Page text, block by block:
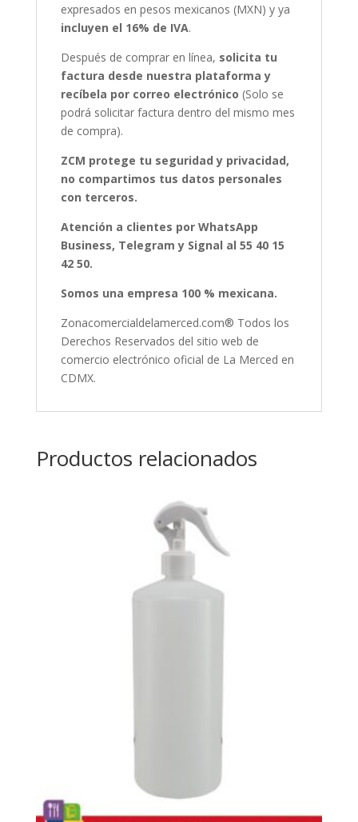
expresados en pesos mexicanos (MXN) y ya
incluyen el 16% de IVA.
Después de comprar en línea, solicita tu
factura desde nuestra plataforma y
recíbela por correo electrónico (Solo se
podrá solicitar factura dentro del mismo mes
de compra).
ZCM protege tu seguridad y privacidad,
no compartimos tus datos personales
con terceros.
Atención a clientes por WhatsApp
Business, Telegram y Signal al 55 40 15
42 50.
Somos una empresa 100 % mexicana.
Zonacomercialdelamerced.com® Todos los
Derechos Reservados del sitio web de
comercio electrónico oficial de La Merced en
CDMX.
Productos relacionados